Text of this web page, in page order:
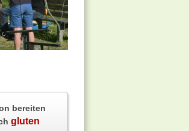
bereiten
gluten